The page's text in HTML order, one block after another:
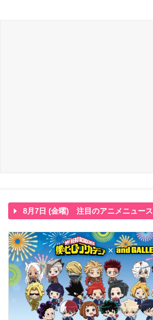
8月7日 (金曜) 注目のアニメニュース